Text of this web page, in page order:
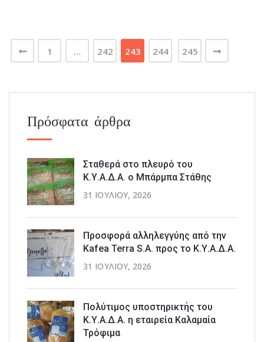
1 … 242 243 244 245
Πρόσφατα άρθρα
Σταθερά στο πλευρό του
Κ.Υ.Α.Δ.Α. ο Μπάρμπα Στάθης
31 ΙΟΥΛΊΟΥ, 2026
Προσφορά αλληλεγγύης από την
Kafea Terra S.A. προς το Κ.Υ.Α.Δ.Α.
31 ΙΟΥΛΊΟΥ, 2026
Πολύτιμος υποστηρικτής του
Κ.Υ.Α.Δ.Α. η εταιρεία Καλαμαία
Τρόφιμα